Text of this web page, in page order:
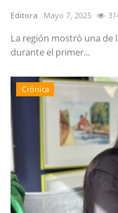
Editora Mayo 7, 2025
La región mostró una de
durante el primer...
Crónica